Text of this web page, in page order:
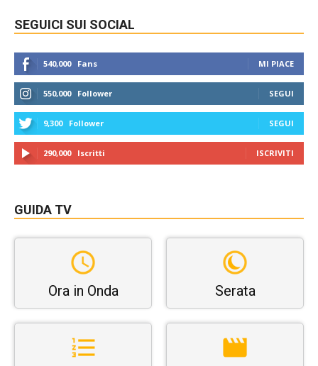
SEGUICI SUI SOCIAL
540,000 Fans MI PIACE
550,000 Follower SEGUI
9,300 Follower SEGUI
290,000 Iscritti ISCRIVITI
GUIDA TV
Ora in Onda Serata